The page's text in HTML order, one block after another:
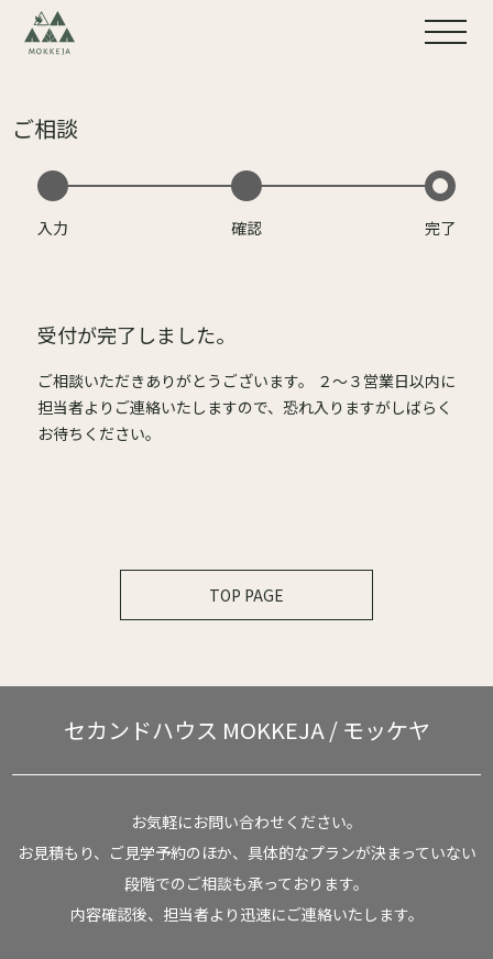
ご相談
入力 確認 完了
受付が完了しました。
ご相談いただきありがとうございます。 ２～３営業日以内に
担当者よりご連絡いたしますので、恐れ入りますがしばらく
お待ちください。
TOP PAGE
セカンドハウス MOKKEJA / モッケヤ
お気軽にお問い合わせください。
お見積もり、ご見学予約のほか、具体的なプランが決まっていない
段階でのご相談も承っております。
内容確認後、担当者より迅速にご連絡いたします。